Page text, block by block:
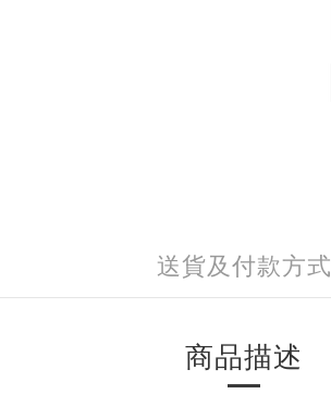
送貨及付款方式
商品描述